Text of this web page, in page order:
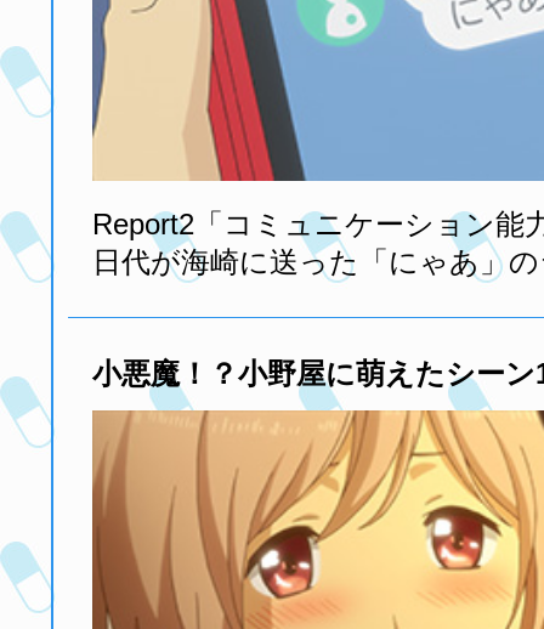
Report2「コミュニケーション能
日代が海崎に送った「にゃあ」
小悪魔！？小野屋に萌えたシーン